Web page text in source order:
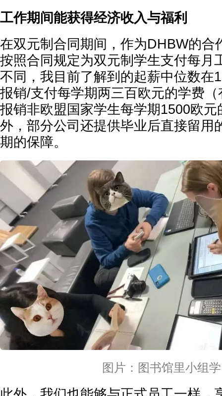
工作期间能获得经济收入与福利
在双元制合同期间，作为DHBW的合
按照合同规定为双元制学生支付每月
不同，我目前了解到的起薪中位数在
报销/支付每学期两三百欧元的学费
报销非欧盟国家学生每学期1500欧元
外，部分公司还提供毕业后直接留用
期的保障。
图片：图书馆里小组